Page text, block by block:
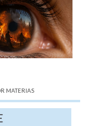
MATERIAS